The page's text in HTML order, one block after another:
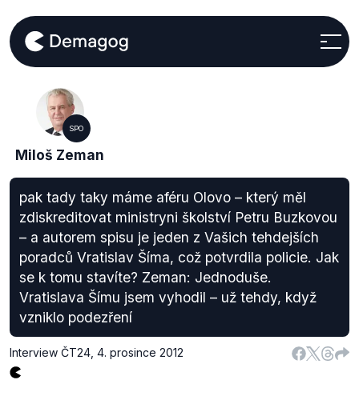
SPO
Miloš Zeman
pak tady taky máme aféru Olovo – který měl
zdiskreditovat ministryni školství Petru Buzkovou
– a autorem spisu je jeden z Vašich tehdejších
poradců Vratislav Šíma, což potvrdila policie. Jak
se k tomu stavíte? Zeman: Jednoduše.
Vratislava Šímu jsem vyhodil – už tehdy, když
vzniklo podezření
Interview ČT24 4. prosince 2012